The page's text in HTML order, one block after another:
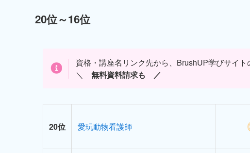
20位～16位
資格・講座名リンク先から、BrushUP学びサイ
＼ 無料資料請求も ／
20位 愛玩動物看護師